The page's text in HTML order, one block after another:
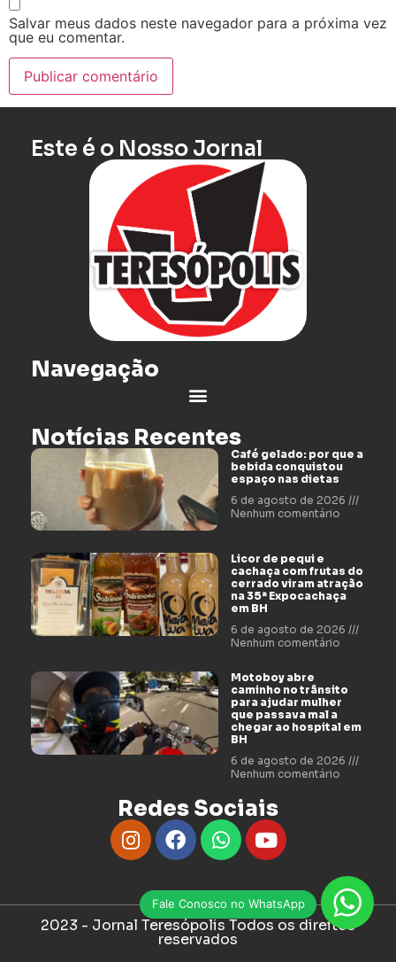
Salvar meus dados neste navegador para a próxima vez
que eu comentar.
Fale Conosco no WhatsApp
Este é o Nosso Jornal
Navegação
Notícias Recentes
Café gelado: por que a
bebida conquistou
espaço nas dietas
6 de agosto de 2026
Nenhum comentário
Licor de pequi e
cachaça com frutas do
cerrado viram atração
na 35ª Expocachaça
em BH
6 de agosto de 2026
Nenhum comentário
Motoboy abre
caminho no trânsito
para ajudar mulher
que passava mal a
chegar ao hospital em
BH
6 de agosto de 2026
Nenhum comentário
Redes Sociais
2023 - Jornal Teresópolis Todos os direitos
reservados